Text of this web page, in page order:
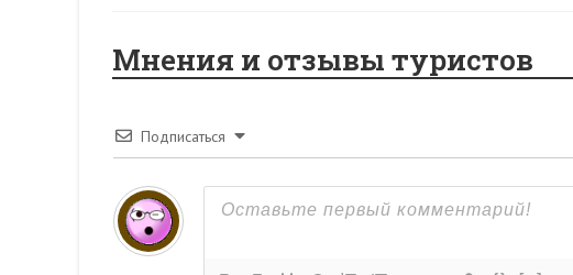
Мнения и отзывы туристов
Подписаться